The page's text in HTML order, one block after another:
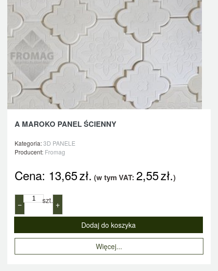
A MAROKO PANEL ŚCIENNY
Kategoria:3D PANELE
Producent: Fromag
Cena: 13,65zł. (w tym VAT: 2,55zł.)
− szt. +
Więcej...